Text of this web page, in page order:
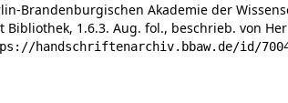
Brandenburgischen Akademie der
1.6.3. Aug. fol., beschrieb. von
handschriftenarchiv.bbaw.de/id/